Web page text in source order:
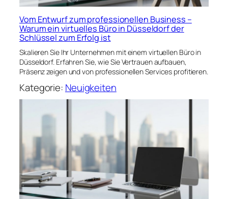
Vom Entwurf zum professionellen Business –
Warum ein virtuelles Büro in Düsseldorf der
Schlüssel zum Erfolg ist
Skalieren Sie Ihr Unternehmen mit einem virtuellen Büro in
Düsseldorf. Erfahren Sie, wie Sie Vertrauen aufbauen,
Präsenz zeigen und von professionellen Services profitieren.
Kategorie: Neuigkeiten